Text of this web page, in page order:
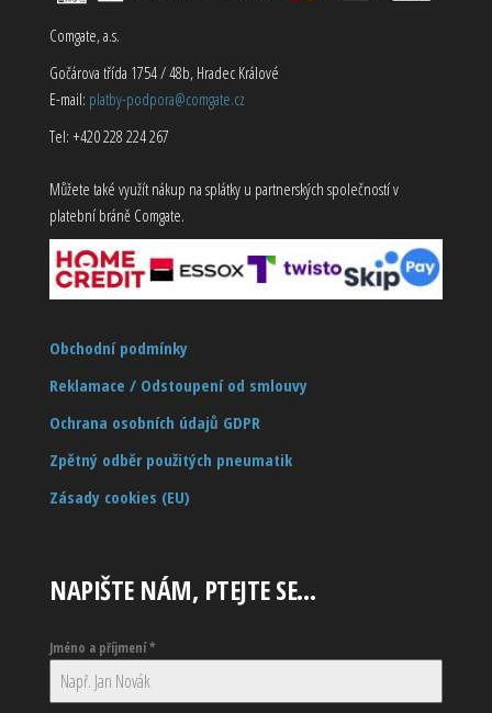
Comgate, a.s.
Gočárova třída 1754 / 48b, Hradec Králové
E-mail: platby-podpora@comgate.cz
Tel: +420 228 224 267
Můžete také využít nákup na splátky u partnerských společností v
platební bráně Comgate.
Obchodní podmínky
Reklamace / Odstoupení od smlouvy
Ochrana osobních údajů GDPR
Zpětný odběr použitých pneumatik
Zásady cookies (EU)
NAPIŠTE NÁM, PTEJTE SE…
Jméno a příjmení*